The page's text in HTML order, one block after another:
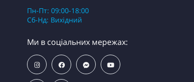
Пн-Пт: 09:00-18:00
Сб-Нд: Вихідний
Ми в соціальних мережах: